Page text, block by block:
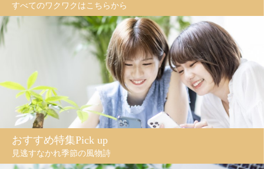
すべてのワクワクはこちらから
おすすめ特集Pick up
見逃すなかれ季節の風物詩